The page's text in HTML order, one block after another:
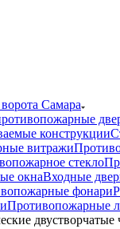
Самара
конструкции
витражи
стекло
окнаВходные
фонари
Противопожарные